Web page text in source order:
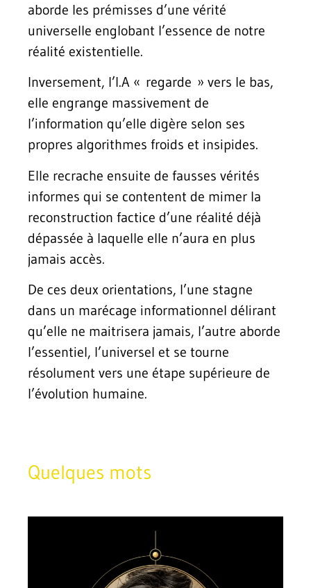
aborde les prémisses d’une vérité
universelle englobant l’essence de notre
réalité existentielle.
Inversement, l’I.A « regarde » vers le bas,
elle engrange massivement de
l’information qu’elle digère selon ses
propres algorithmes froids et insipides.
Elle recrache ensuite de fausses vérités
informes qui se contentent de mimer la
reconstruction factice d’une réalité déjà
dépassée à laquelle elle n’aura en plus
jamais accès.
De ces deux orientations, l’une stagne
dans un marécage informationnel délirant
qu’elle ne maitrisera jamais, l’autre aborde
l’essentiel, l’universel et se tourne
résolument vers une étape supérieure de
l’évolution humaine.
Quelques mots